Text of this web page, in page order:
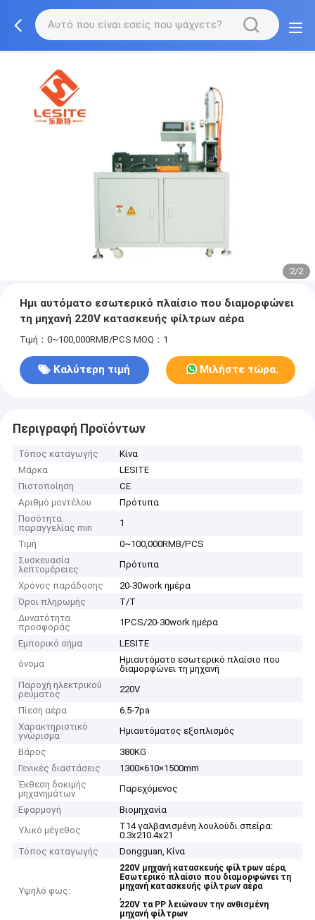
2/2
Ημι αυτόματο εσωτερικό πλαίσιο που διαμορφώνει
τη μηχανή 220V κατασκευής φίλτρων αέρα
Τιμή：0~100,000RMB/PCS MOQ：1
Καλύτερη τιμή Μιλήστε τώρα.
Περιγραφή Προϊόντων
Τόπος καταγωγής
Κίνα
Μάρκα
LESITE
Πιστοποίηση
CE
Αριθμό μοντέλου
Πρότυπα
Ποσότητα
παραγγελίας min
1
Τιμή
0~100,000RMB/PCS
Συσκευασία
λεπτομέρειες
Πρότυπα
Χρόνος παράδοσης
20-30work ημέρα
Όροι πληρωμής
T/T
Δυνατότητα
προσφοράς
1PCS/20-30work ημέρα
Εμπορικό σήμα
LESITE
όνομα
Ημιαυτόματο εσωτερικό πλαίσιο που
διαμορφώνει τη μηχανή
Παροχή ηλεκτρικού
ρεύματος
220V
Πίεση αέρα
6.5-7pa
Χαρακτηριστικό
γνώρισμα
Ημιαυτόματος εξοπλισμός
Βάρος
380KG
Γενικές διαστάσεις
1300×610×1500mm
Έκθεση δοκιμής
μηχανημάτων
Παρεχόμενος
Εφαρμογή
Βιομηχανία
Υλικό μέγεθος
T14 γαλβανισμένη λουλούδι σπείρα:
0.3x210.4x21
Τόπος καταγωγής
Dongguan, Κίνα
Υψηλό φως:
220V μηχανή κατασκευής φίλτρων αέρα,
Εσωτερικό πλαίσιο που διαμορφώνει τη
μηχανή κατασκευής φίλτρων αέρα
,
220V τα PP λειώνουν την ανθισμένη
μηχανή φίλτρων